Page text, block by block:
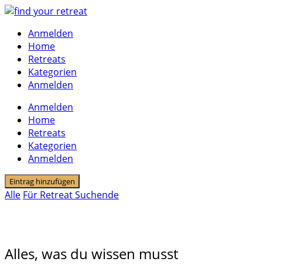
Skip
contentAnmelden
Home
Retreats
Kategorien
Anmelden
Anmelden
Home
Retreats
Kategorien
Anmelden
Eintrag hinzufügen
Alle Für Retreat Suchende
Alles, was du wissen musst